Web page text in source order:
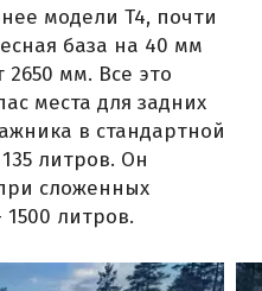
модели T4, почти
база на 40 мм
мм. Все это
места для задних
в стандартной
литров. Он
сложенных
литров.